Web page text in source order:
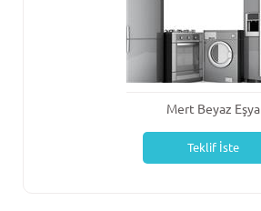
Mert Beyaz Eşya
Teklif İste